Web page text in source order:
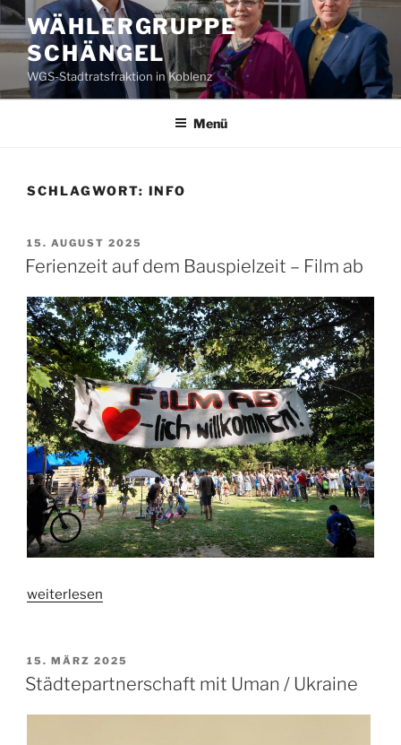
Zum
Inhalt
springen
WÄHLERGRUPPE
SCHÄNGEL
WGS-Stadtratsfraktion in Koblenz
Menü
SCHLAGWORT: INFO
VERÖFFENTLICHT
AM
15. AUGUST 2025
Ferienzeit auf dem Bauspielzeit – Film ab
„Ferienzeit
Bauspielzeit
–
weiterlesen
VERÖFFENTLICHT
AM
15. MÄRZ 2025
Städtepartnerschaft mit Uman / Ukraine